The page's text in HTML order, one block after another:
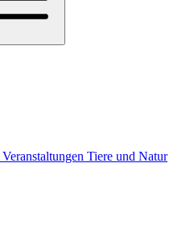
Veranstaltungen Tiere und Natur